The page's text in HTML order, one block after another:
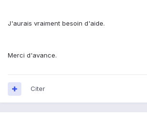
J'aurais vraiment besoin d'aide.
Merci d'avance.
Citer